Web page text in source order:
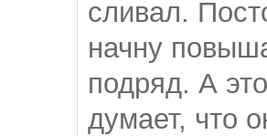
сливал.
начну
подряд. А
думает, что